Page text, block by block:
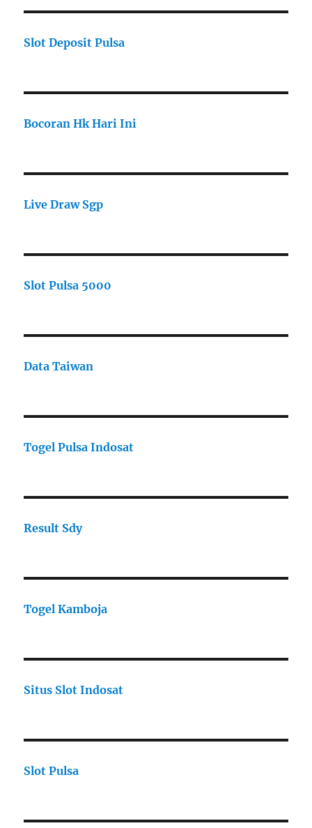
Slot Deposit Pulsa
Bocoran Hk Hari Ini
Live Draw Sgp
Slot Pulsa 5000
Data Taiwan
Togel Pulsa Indosat
Result Sdy
Togel Kamboja
Situs Slot Indosat
Slot Pulsa